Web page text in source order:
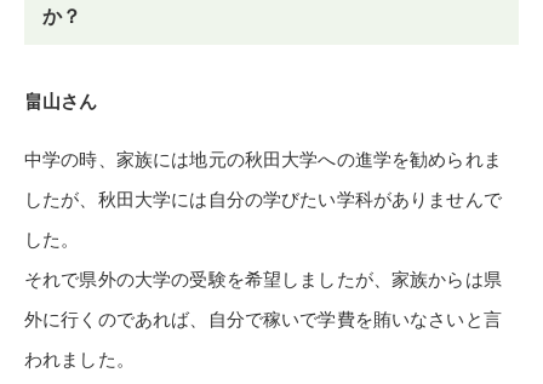
か？
畠山さん
中学の時、家族には地元の秋田大学への進学を勧められま
したが、秋田大学には自分の学びたい学科がありませんで
した。
それで県外の大学の受験を希望しましたが、家族からは県
外に行くのであれば、自分で稼いで学費を賄いなさいと言
われました。